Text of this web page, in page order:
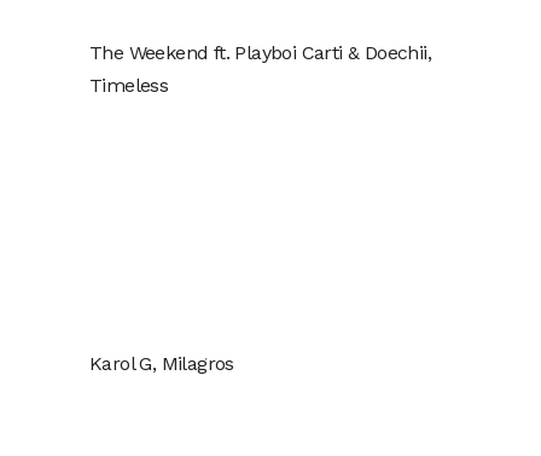
The Weekend ft. Playboi Carti & Doechii,
Timeless
Karol G, Milagros